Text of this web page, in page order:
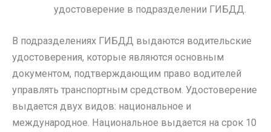
удостоверение в подразделении ГИБДД.
В подразделениях ГИБДД выдаются водительские
удостоверения, которые являются основным
документом, подтверждающим право водителей
управлять транспортным средством. Удостоверение
выдается двух видов: национальное и
международное. Национальное выдается на срок 10